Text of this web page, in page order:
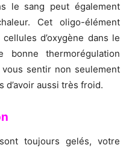
le sang peut également
Cet oligo-élément
d’oxygène dans le
thermorégulation
sentir non seulement
d’avoir aussi très froid.
toujours gelés, votre